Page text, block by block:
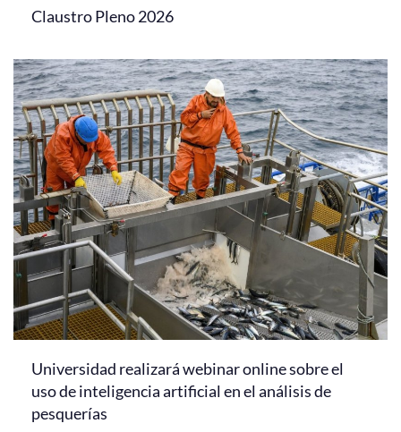
Claustro Pleno 2026
Universidad realizará webinar online sobre el
uso de inteligencia artificial en el análisis de
pesquerías